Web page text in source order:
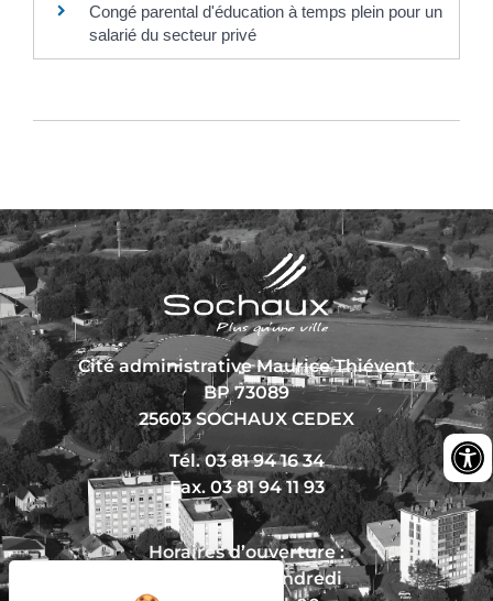
Congé parental d'éducation à temps plein pour un
salarié du secteur privé
Cité administrative Maurice Thiévent
BP 73089
25603 SOCHAUX CEDEX
Tél. 03 81 94 16 34
Fax. 03 81 94 11 93
Horaires d’ouverture :
Du lundi au vendredi